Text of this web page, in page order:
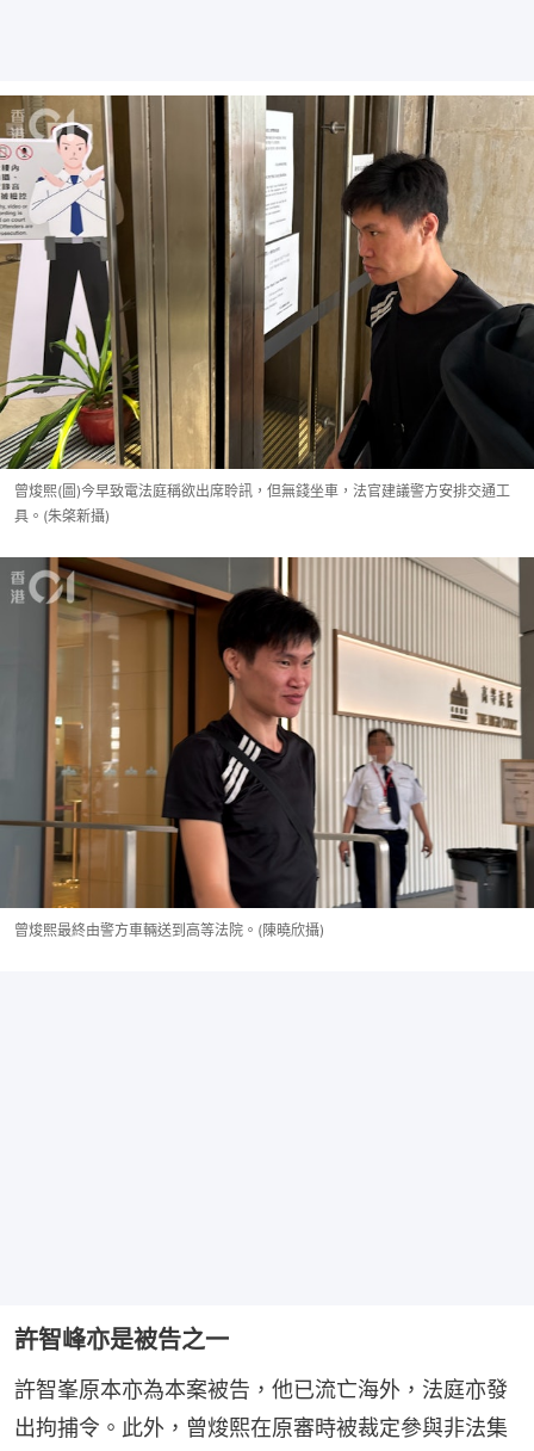
曾焌熙(圖)今早致電法庭稱欲出席聆訊，但無錢坐車，法官建議警方安排交通工
具。(朱棨新攝)
曾焌熙最終由警方車輛送到高等法院。(陳曉欣攝)
許智峰亦是被告之一
許智峯原本亦為本案被告，他已流亡海外，法庭亦發
出拘捕令。此外，曾焌熙在原審時被裁定參與非法集